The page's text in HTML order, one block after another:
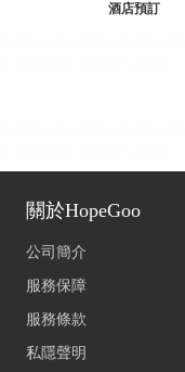
酒店預訂
關於HopeGoo
公司簡介
服務保障
服務條款
私隱聲明